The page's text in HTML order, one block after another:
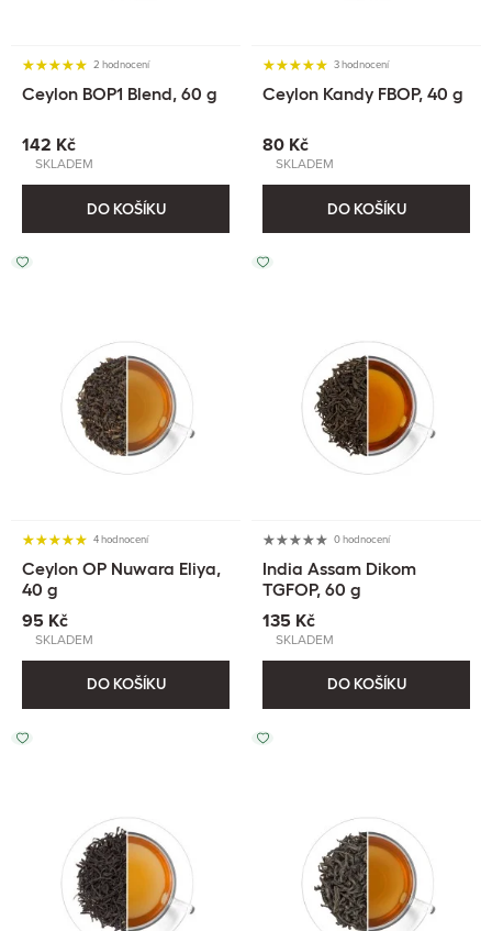
2 hodnocení
Ceylon BOP1 Blend, 60 g
142 Kč
SKLADEM
DO KOŠÍKU
3 hodnocení
Ceylon Kandy FBOP, 40 g
80 Kč
SKLADEM
DO KOŠÍKU
4 hodnocení
Ceylon OP Nuwara Eliya,
40 g
95 Kč
SKLADEM
DO KOŠÍKU
0 hodnocení
India Assam Dikom
TGFOP, 60 g
135 Kč
SKLADEM
DO KOŠÍKU